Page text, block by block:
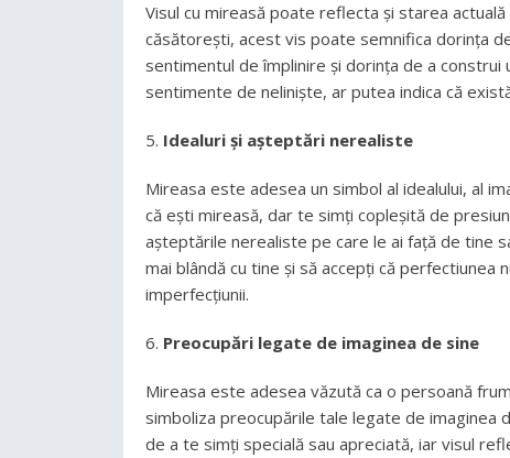
Visul cu mireasă poate reflecta și starea
căsătorești, acest vis poate semnifica dorința
sentimentul de împlinire și dorința de a
sentimente de neliniște, ar putea indica că
Idealuri și așteptări nerealiste
Mireasa este adesea un simbol al idealului, al
că ești mireasă, dar te simți copleșită de
așteptările nerealiste pe care le ai față de tine
mai blândă cu tine și să accepți că
imperfecțiunii.
Preocupări legate de imaginea de sine
Mireasa este adesea văzută ca o persoană
simboliza preocupările tale legate de imaginea
de a te simți specială sau apreciată, iar visul